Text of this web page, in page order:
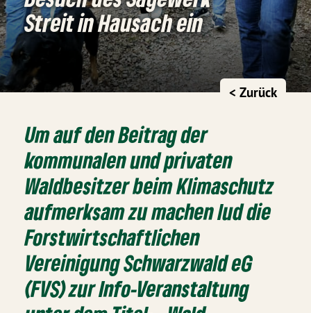
Streit in Hausach ein
< Zurück
Um auf den Beitrag der
kommunalen und privaten
Waldbesitzer beim Klimaschutz
aufmerksam zu machen lud die
Forstwirtschaftlichen
Vereinigung Schwarzwald eG
(FVS) zur Info-Veranstaltung